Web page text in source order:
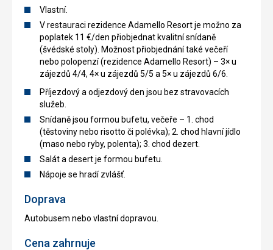
Vlastní.
V restauraci rezidence Adamello Resort je možno za
poplatek 11 €/den přiobjednat kvalitní snídaně
(švédské stoly). Možnost přiobjednání také večeří
nebo polopenzí (rezidence Adamello Resort) – 3× u
zájezdů 4/4, 4× u zájezdů 5/5 a 5× u zájezdů 6/6.
Příjezdový a odjezdový den jsou bez stravovacích
služeb.
Snídaně jsou formou bufetu, večeře – 1. chod
(těstoviny nebo risotto či polévka); 2. chod hlavní jídlo
(maso nebo ryby, polenta); 3. chod dezert.
Salát a desert je formou bufetu.
Nápoje se hradí zvlášť.
Doprava
Autobusem nebo vlastní dopravou.
Cena zahrnuje